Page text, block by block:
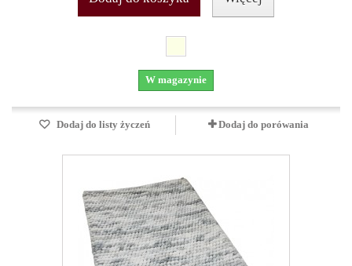
W magazynie
Dodaj do listy życzeń Dodaj do porówania